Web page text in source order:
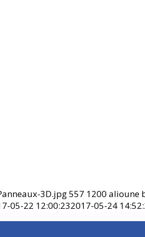
3D.jpg557 1200 alioune
05-22 12:00:232017-05-24